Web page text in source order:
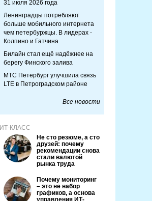
31 июля 2026 года
Ленинградцы потребляют
больше мобильного интернета
чем петербуржцы. В лидерах -
Колпино и Гатчина
Билайн стал ещё надёжнее на
берегу Финского залива
МТС Петербург улучшила связь
LTE в Петроградском районе
Все новости
ИТ-КЛАСС
Не сто резюме, а сто
друзей: почему
рекомендации снова
стали валютой
рынка труда
Почему мониторинг
– это не набор
графиков, а основа
управления ИТ-